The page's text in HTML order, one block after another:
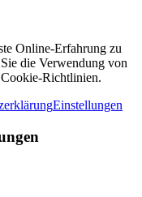
Online-Erfahrung zu
die Verwendung von
Richtlinien.
Einstellungen